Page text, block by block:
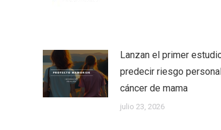
Lanzan el primer
predecir riesgo
cáncer de mama
julio 23, 2026